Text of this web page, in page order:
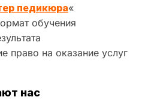
педикюра«
обучения
право на оказание услуг
нас